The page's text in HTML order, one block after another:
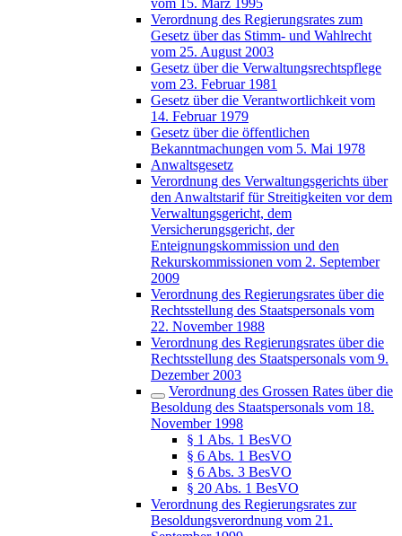
vom 15. März 1995
Verordnung des Regierungsrates zum
Gesetz über das Stimm- und Wahlrecht
vom 25. August 2003
Gesetz über die Verwaltungsrechtspflege
vom 23. Februar 1981
Gesetz über die Verantwortlichkeit vom
14. Februar 1979
Gesetz über die öffentlichen
Bekanntmachungen vom 5. Mai 1978
Anwaltsgesetz
Verordnung des Verwaltungsgerichts über
den Anwaltstarif für Streitigkeiten vor dem
Verwaltungsgericht, dem
Versicherungsgericht, der
Enteignungskommission und den
Rekurskommissionen vom 2. September
2009
Verordnung des Regierungsrates über die
Rechtsstellung des Staatspersonals vom
22. November 1988
Verordnung des Regierungsrates über die
Rechtsstellung des Staatspersonals vom 9.
Dezember 2003
Verordnung des Grossen Rates über die
Besoldung des Staatspersonals vom 18.
November 1998
§ 1 Abs. 1 BesVO
§ 6 Abs. 1 BesVO
§ 6 Abs. 3 BesVO
§ 20 Abs. 1 BesVO
Verordnung des Regierungsrates zur
Besoldungsverordnung vom 21.